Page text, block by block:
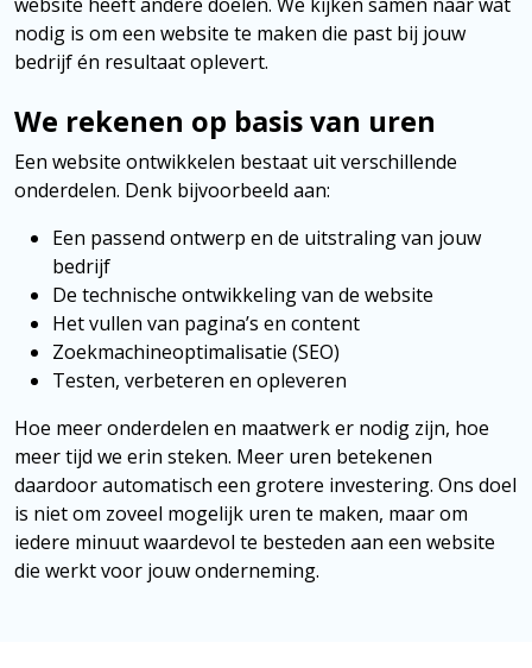
nodig is om een website te maken die past bij jouw
bedrijf én resultaat oplevert.
We rekenen op basis van uren
Een website ontwikkelen bestaat uit verschillende
onderdelen. Denk bijvoorbeeld aan:
Een passend ontwerp en de uitstraling van jouw
bedrijf
De technische ontwikkeling van de website
Het vullen van pagina’s en content
Zoekmachineoptimalisatie (SEO)
Testen, verbeteren en opleveren
Hoe meer onderdelen en maatwerk er nodig zijn, hoe
meer tijd we erin steken. Meer uren betekenen
daardoor automatisch een grotere investering. Ons doel
is niet om zoveel mogelijk uren te maken, maar om
iedere minuut waardevol te besteden aan een website
die werkt voor jouw onderneming.